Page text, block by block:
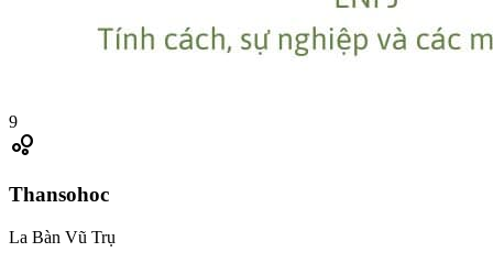
9
bubble_chart
Thansohoc
La Bàn Vũ Trụ